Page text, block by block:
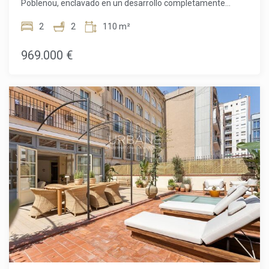
Poblenou, enclavado en un desarrollo completamente
conveniencia urbana. Esta joya en la planta baja ofrece lo
metros cuadrados para tu oasis personal y la vibrante vida
de la ciudad de Poblenou justo en tu puerta. Descripción de
familia o invitados. Los espacios de vida han sido diseñados
meticulosamente con acabados de la más alta calidad,
garantizando funcionalidad y elegancia en cada detalle.
Características interiores: La cocina totalmente equipada es
un deleite para los chefs, con electrodomésticos de última
generación y gabinetes elegantes que complementan sin
esfuerzo la estética moderna del piso. Los cálidos y
acogedores suelos de madera en las áreas de estar y los
dormitorios añaden un toque de sofisticación y comodidad.
El aire acondicionado integrado garantiza un control
climático durante todo el año, para que puedas mantenerte
fresco en verano y acogedor en invierno. Paraíso al aire
libre: Una de las características destacadas de este piso es
el jardín privado de 80 metros cuadrados. Imagina las
mañanas tomando café en tu patio, las noches
organizando barbacoas o simplemente relajándote entre
2 2 110 m²
969.000 €